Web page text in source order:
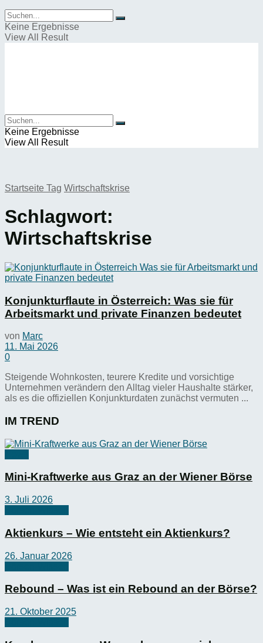
Keine Ergebnisse
View All Result
Keine Ergebnisse
View All Result
Startseite Tag Wirtschaftskrise
Schlagwort:
Wirtschaftskrise
Konjunkturflaute in Österreich: Was sie für
Arbeitsmarkt und private Finanzen bedeutet
von Marc
11. Mai 2026
0
Steigende Wohnkosten, teurere Kredite und vorsichtige
Unternehmen verändern den Alltag vieler Haushalte stärker,
als es die offiziellen Konjunkturdaten zunächst vermuten ...
IM TREND
Mini-Kraftwerke aus Graz an der Wiener Börse
3. Juli 2026
Aktienkurs – Wie entsteht ein Aktienkurs?
26. Januar 2026
Rebound – Was ist ein Rebound an der Börse?
21. Oktober 2025